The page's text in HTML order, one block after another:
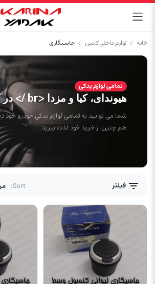
خانه لوازم داخلی کابین جاسیگاری
تمامی لوازم یدکی
هیوندای، کیا و مزدا <br /> در کارینا یدک
شما می توانید به تمامی لوازم یدکی خودرو خود
هم چنین از خرید خود لذت ببرید
فیلتر Sort: